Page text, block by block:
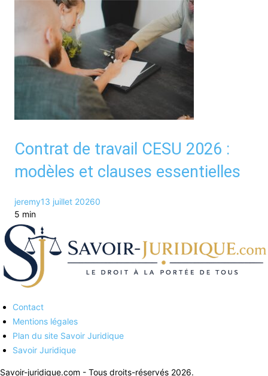
Contrat de travail CESU 2026 :
modèles et clauses essentielles
jeremy13 juillet 20260
5 min
Savoirs juridiques
Contact
Mentions légales
Plan du site Savoir Juridique
Savoir Juridique
Savoir-juridique.com - Tous droits-réservés 2026.